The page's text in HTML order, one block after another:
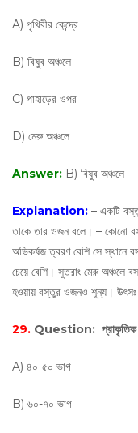
A) পৃথিবীর কেন্দ্রে
B) বিষুব অঞ্চলে
C) পাহাড়ের ওপর
D) মেরু অঞ্চলে
Answer: B) বিষুব অঞ্চলে
Explanation: – একটি বস্তু
তাকে তার ওজন বলে। – কোনাে
অভিকর্ষজ ত্বরণ বেশি সে স্থানে
চেয়ে বেশি। সুতরাং মেরু অঞ্চলে
হওয়ায় বস্তুর ওজনও শূন্য। উৎসঃ
29. Question: প্রাকৃতিক
A) ৪০-৫০ ভাগ
B) ৬০-৭০ ভাগ